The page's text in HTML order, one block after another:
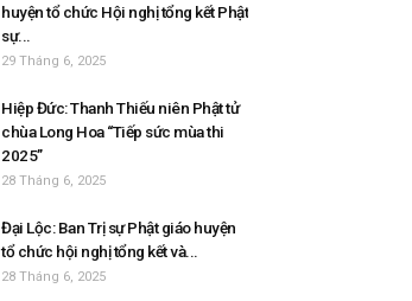
huyện tổ chức Hội nghị tổng kết Phật
sự...
29 Tháng 6, 2025
Hiệp Đức: Thanh Thiếu niên Phật tử
chùa Long Hoa “Tiếp sức mùa thi
2025”
28 Tháng 6, 2025
Đại Lộc: Ban Trị sự Phật giáo huyện
tổ chức hội nghị tổng kết và...
28 Tháng 6, 2025